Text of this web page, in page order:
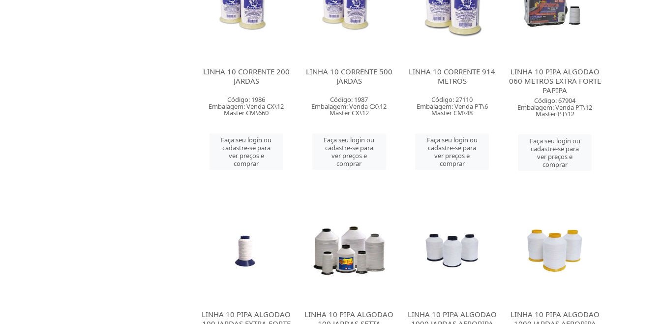
LINHA 10 CORRENTE 200
JARDAS
Código: 1986
Embalagem: Venda CX\12
Master CM\660
Faça seu login ou
cadastre-se para
ver preços e
comprar
LINHA 10 CORRENTE 500
JARDAS
Código: 1987
Embalagem: Venda CX\12
Master CX\12
Faça seu login ou
cadastre-se para
ver preços e
comprar
LINHA 10 CORRENTE 914
METROS
Código: 27110
Embalagem: Venda PT\6
Master CM\48
Faça seu login ou
cadastre-se para
ver preços e
comprar
LINHA 10 PIPA ALGODAO
060 METROS EXTRA FORTE
PAPIPA
Código: 67904
Embalagem: Venda PT\12
Master PT\12
Faça seu login ou
cadastre-se para
ver preços e
comprar
LINHA 10 PIPA ALGODAO
LINHA 10 PIPA ALGODAO
LINHA 10 PIPA ALGODAO
LINHA 10 PIPA ALGODAO